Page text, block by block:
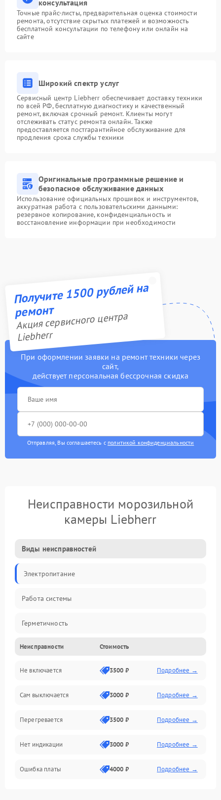
консультация
Точные прайс-листы, предварительная оценка стоимости
ремонта, отсутствие скрытых платежей и возможность
бесплатной консультации по телефону или онлайн на
сайте
Широкий спектр услуг
Сервисный центр Liebherr обеспечивает доставку техники
по всей РФ, бесплатную диагностику и качественный
ремонт, включая срочный ремонт. Клиенты могут
отслеживать статус ремонта онлайн. Также
предоставляется постгарантийное обслуживание для
продления срока службы техники
Оригинальные программные решение и
безопасное обслуживание данных
Использование официальных прошивок и инструментов,
аккуратная работа с пользовательскими данными:
резервное копирование, конфиденциальность и
восстановление информации при необходимости
Получите 1500 рублей на
ремонт
Акция сервисного центра
Liebherr
При оформлении заявки на ремонт техники через
сайт,
действует персональная бессрочная скидка
Отправляя, Вы соглашаетесь с политикой конфиденциальности
Неисправности морозильной
камеры Liebherr
Виды неисправностей
Электропитание
Работа системы
Герметичность
Механика
Неисправности Стоимость
Не включается 3500 ₽ Подробнее →
Сам выключается 3000 ₽ Подробнее →
Перегревается 3500 ₽ Подробнее →
Нет индикации 3000 ₽ Подробнее →
Ошибка платы 4000 ₽ Подробнее →